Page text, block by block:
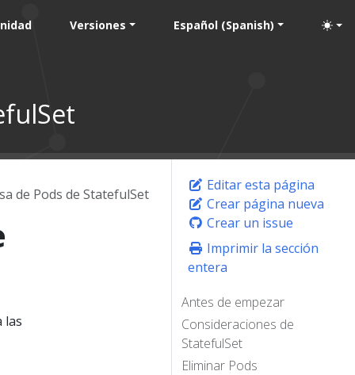
Versiones Español (Spanish)
Editar esta página
Crear página nueva
Crear un issue
Imprimir la sección
entera
Antes de empezar
Consideraciones de
StatefulSet
Eliminar Pods
de Pods de StatefulSet
las